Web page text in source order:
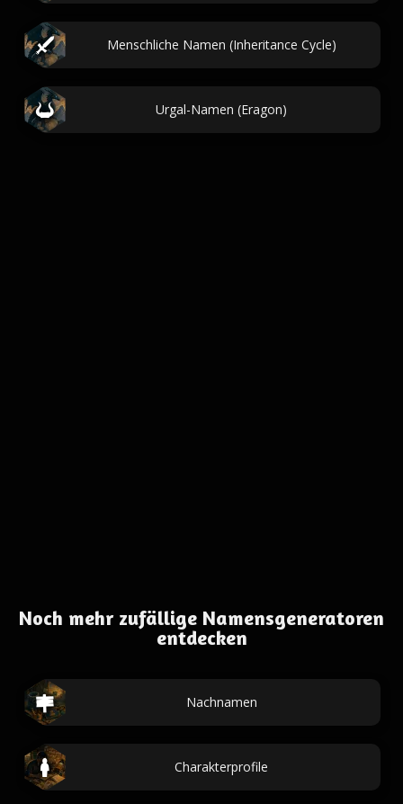
Menschliche Namen (Inheritance Cycle)
Urgal-Namen (Eragon)
Noch mehr zufällige Namensgeneratoren
entdecken
Nachnamen
Charakterprofile